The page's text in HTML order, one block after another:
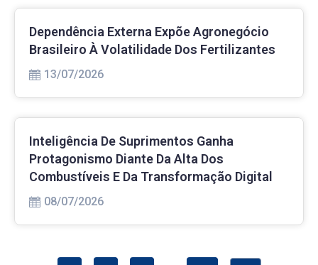
Dependência Externa Expõe Agronegócio
Brasileiro À Volatilidade Dos Fertilizantes
13/07/2026
Inteligência De Suprimentos Ganha
Protagonismo Diante Da Alta Dos
Combustíveis E Da Transformação Digital
08/07/2026